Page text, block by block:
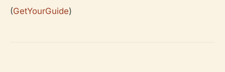
(GetYourGuide)